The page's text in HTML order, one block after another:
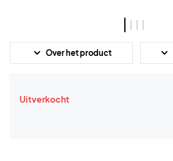
Over het product
Uitverkocht